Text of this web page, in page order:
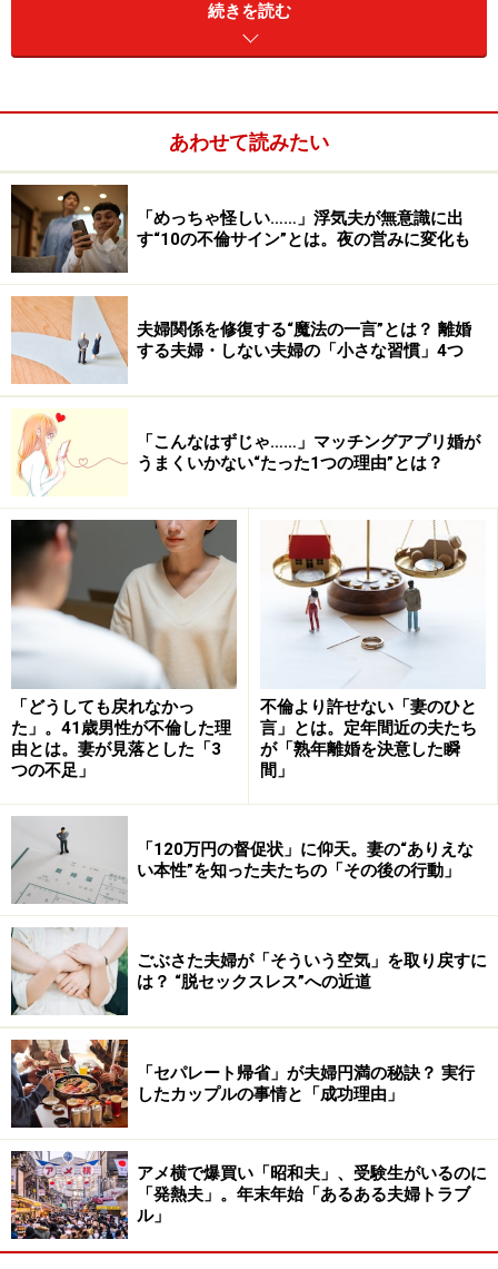
名付けて「SMS
ス」です！
＜目次＞
実は朝こそセックスのベストタイミング！
モーニングセックスのメリットとは？
「最高のセックス」は所要32.6分でいい！？
「モーニングセックス」まずは楽しんでやってみる
ことが大切
実は朝こそセックスのベストタイミング！
「えー！？平日の朝なんか、忙しくて無理無理！」
「休日の朝だってゆっくり寝ていたいし…」
と思った方も少なくないでしょう。
セックスといえば夜、寝る前、という固定概念をお持ち
の方、実は朝のセックスには、いろいろいいことがある
んです。その効能を一つずつご紹介していきましょう。
モーニングセックスのメリットとは？
【朝のセックスのいいことその1】 朝は勃起しやすい
男性の「朝立ち」という現象のことはご存知の女性も多
いでしょう。「朝立ち」とは朝、睡眠から目覚めたとき
に男性器が勃起している現象のことで、正式には「夜間
陰茎勃起現象」といいます。
男性が眠っている間も、眠りの浅いレム睡眠時にはペニ
スの勃起現象が起こっています。人が目覚めるのはたい
てい、眠り浅いレム睡眠時ですから、朝、目覚めるとき
に夜間陰茎勃起現象が維持されていると、男性器はいき
なり勃起した状態にあるのです。
続きを読む
あわせて読みたい
「めっちゃ怪しい……」浮気夫が無意識に出
す“10の不倫サイン”とは。夜の営みに変化も
夫婦関係を修復する“魔法の一言”とは？ 離婚
する夫婦・しない夫婦の「小さな習慣」4つ
「こんなはずじゃ……」マッチングアプリ婚が
うまくいかない“たった1つの理由”とは？
「どうしても戻れなかっ
た」。41歳男性が不倫した理
由とは。妻が見落とした「3
つの不足」
不倫より許せない「妻のひと
言」とは。定年間近の夫たち
が「熟年離婚を決意した瞬
間」
「120万円の督促状」に仰天。妻の“ありえな
い本性”を知った夫たちの「その後の行動」
ごぶさた夫婦が「そういう空気」を取り戻すに
は？ “脱セックスレス”への近道
「セパレート帰省」が夫婦円満の秘訣？ 実行
したカップルの事情と「成功理由」
アメ横で爆買い「昭和夫」、受験生がいるのに
「発熱夫」。年末年始「あるある夫婦トラブ
ル」